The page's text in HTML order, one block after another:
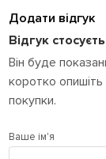
Додати відгук
Відгук
Він буде
коротко
покупки.
Ваше ім'я